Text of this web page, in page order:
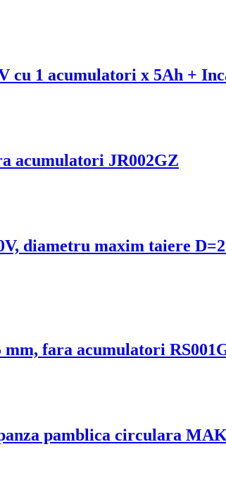
cu 1 acumulatori x 5Ah +
acumulatori JR002GZ
diametru maxim taiere
fara acumulatori
pamblica circulara